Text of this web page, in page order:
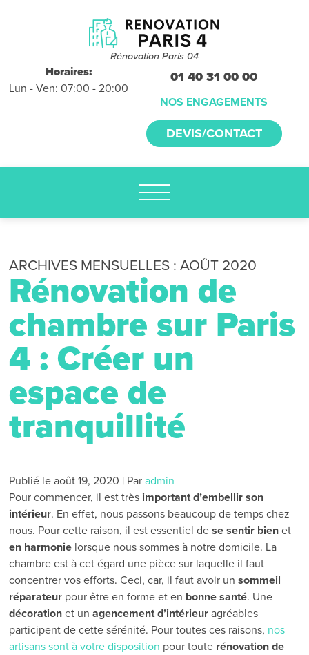
Rénovation Paris 04
Horaires:
Lun - Ven: 07:00 - 20:00
01 40 31 00 00
NOS ENGAGEMENTS
DEVIS/CONTACT
déplacements
gratuitssans
engagement
appelez-nous :
01.40.31.00.00
ARCHIVES MENSUELLES :AOÛT 2020
Rénovation de
chambre sur Paris
4 : Créer un
espace de
tranquillité
Publié le août 19, 2020 | Par admin
Pour commencer, il est très important d’embellir son
intérieur. En effet, nous passons beaucoup de temps chez
nous. Pour cette raison, il est essentiel de se sentir bienet
en harmonie lorsque nous sommes à notre domicile. La
chambre est à cet égard une pièce sur laquelle il faut
concentrer vos efforts. Ceci, car, il faut avoir unsommeil
réparateur pour être en forme et en bonne santé. Une
décorationet unagencement d’intérieur agréables
participent de cette sérénité. Pour toutes ces raisons, nos
artisans sont à votre disposition pour toute rénovation de